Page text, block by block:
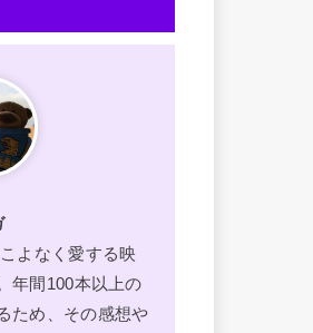
よなく愛する映
年間100本以上の
ため、その感想や